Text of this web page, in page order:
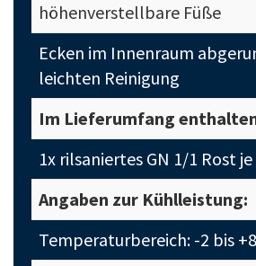
höhenverstellbare Füße
Ecken im Innenraum
leichten Reinigung
Im Lieferumfang
1x rilsaniertes GN 1/1 Rost
Angaben zur Kühlleistung:
Temperaturbereich: -2 bis